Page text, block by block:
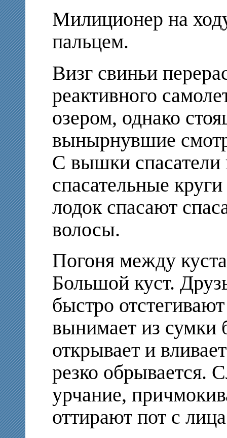
Милиционер на
пальцем.
Визг свиньи
реактивного
озером, однако
вынырнувшие
С вышки спасатели
спасательные
лодок спасают
волосы.
Погоня между
Большой куст.
быстро
вынимает из сумки
открывает и
резко обрывается.
урчание,
оттирают пот с